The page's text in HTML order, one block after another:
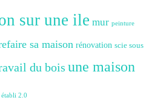
sur une ile mur peinture
sa maison rénovation scie sous
du bois une maison
établi 2.0